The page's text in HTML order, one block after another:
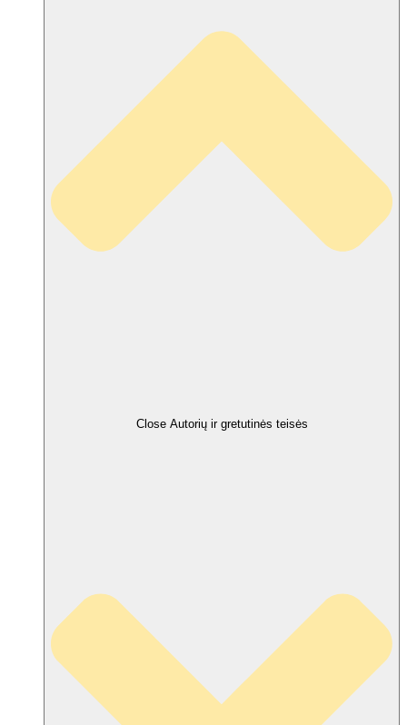
Close Autorių ir gretutinės teisės